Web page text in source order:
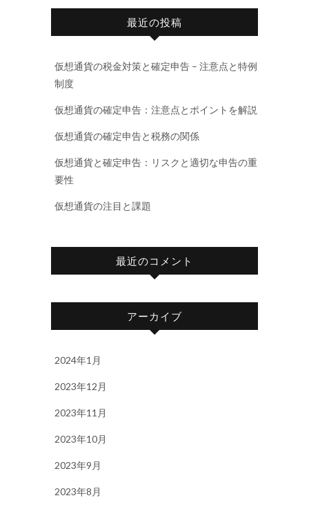
最近の投稿
仮想通貨の税金対策と確定申告 – 注意点と特例
制度
仮想通貨の確定申告：注意点とポイントを解説
仮想通貨の確定申告と税務の関係
仮想通貨と確定申告：リスクと適切な申告の重
要性
仮想通貨の注目と課題
最近のコメント
アーカイブ
2024年1月
2023年12月
2023年11月
2023年10月
2023年9月
2023年8月